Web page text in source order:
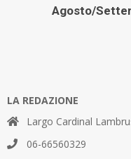
Agosto/
LA REDAZIONE
Largo Cardinal
06-66560329